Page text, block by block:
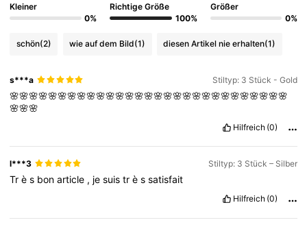
Kleiner
0%
Richtige Größe
100%
Größer
0%
schön(2) wie auf dem Bild(1) diesen Artikel nie erhalten(1)
s***a Stiltyp: 3 Stück - Gold
🌸🌸🌸🌸🌸🌸🌸🌸🌸🌸🌸🌸🌸🌸🌸🌸🌸🌸🌸🌸🌸🌸🌸🌸🌸🌸🌸🌸🌸
🌸🌸🌸
Hilfreich (0)
l***3 Stiltyp: 3 Stück – Silber
Très bonarticle , jesuistrèssatisfait
Hilfreich (0)